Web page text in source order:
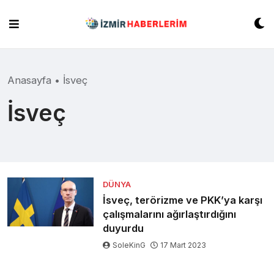
content
Anasayfa • İsveç
İsveç
DÜNYA
İsveç, terörizme ve PKK’ya karşı
çalışmalarını ağırlaştırdığını
duyurdu
SoleKinG 17 Mart 2023